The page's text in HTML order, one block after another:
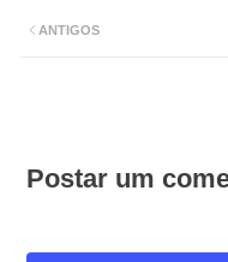
ANTIGOS
Postar um